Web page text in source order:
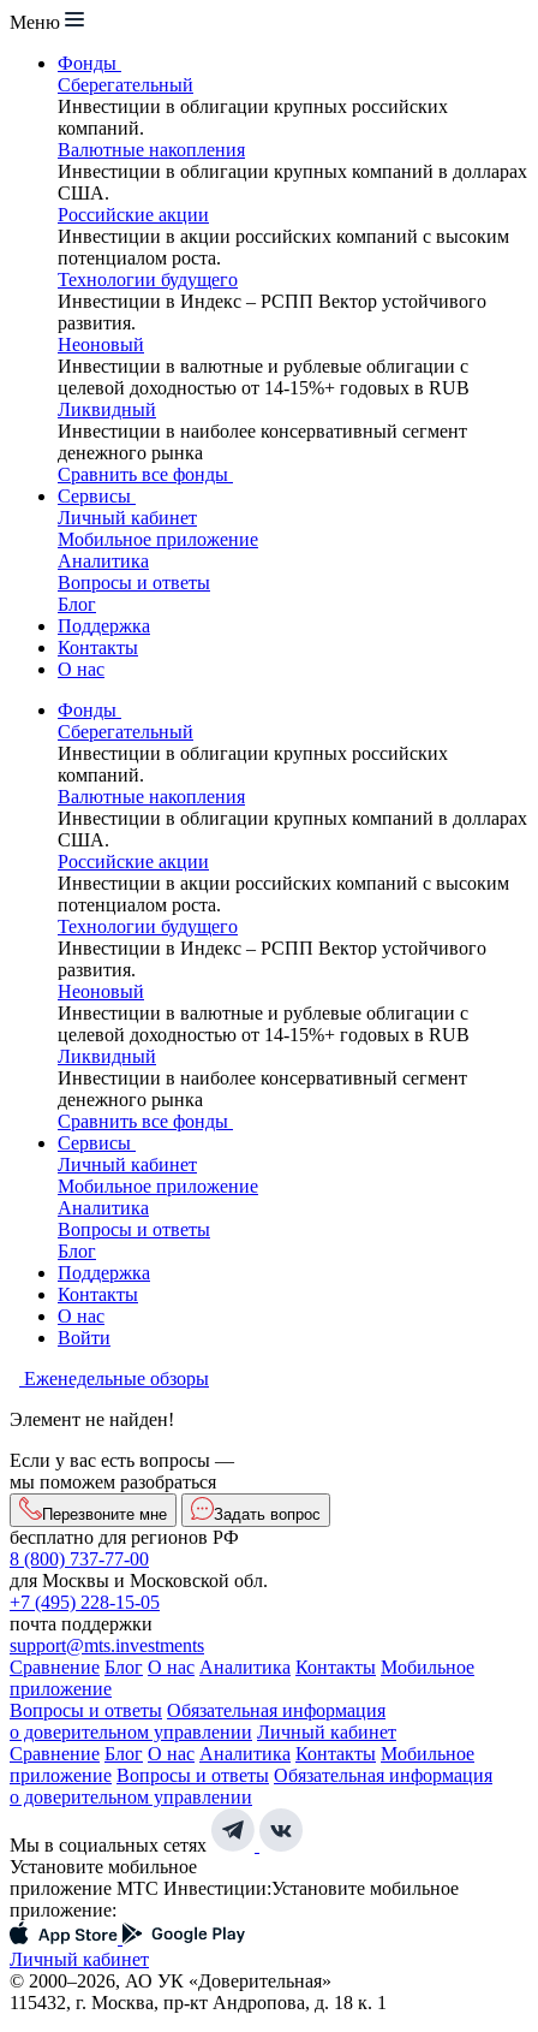
Меню
Фонды
Сберегательный
Инвестиции в облигации крупных российских
компаний.
Валютные накопления
Инвестиции в облигации крупных компаний в долларах
США.
Российские акции
Инвестиции в акции российских компаний с высоким
потенциалом роста.
Технологии будущего
Инвестиции в Индекс – РСПП Вектор устойчивого
развития.
Неоновый
Инвестиции в валютные и рублевые облигации с
целевой доходностью от 14-15%+ годовых в RUB
Ликвидный
Инвестиции в наиболее консервативный сегмент
денежного рынка
Сравнить все фонды
Сервисы
Личный кабинет
Мобильное приложение
Аналитика
Вопросы и ответы
Блог
Поддержка
Контакты
О нас
Фонды
Сберегательный
Инвестиции в облигации крупных российских
компаний.
Валютные накопления
Инвестиции в облигации крупных компаний в долларах
США.
Российские акции
Инвестиции в акции российских компаний с высоким
потенциалом роста.
Технологии будущего
Инвестиции в Индекс – РСПП Вектор устойчивого
развития.
Неоновый
Инвестиции в валютные и рублевые облигации с
целевой доходностью от 14-15%+ годовых в RUB
Ликвидный
Инвестиции в наиболее консервативный сегмент
денежного рынка
Сравнить все фонды
Сервисы
Личный кабинет
Мобильное приложение
Аналитика
Вопросы и ответы
Блог
Поддержка
Контакты
О нас
Войти
Еженедельные обзоры
Элемент не найден!
Если у вас есть вопросы —
мы поможем разобраться
Перезвоните мне Задать вопрос
бесплатно для регионов РФ
8 (800) 737-77-00
для Москвы и Московской обл.
+7 (495) 228-15-05
почта поддержки
support@mts.investments
Сравнение Блог О нас Аналитика Контакты Мобильное
приложение
Вопросы и ответы Обязательная информация
о доверительном управлении Личный кабинет
Сравнение Блог О нас Аналитика Контакты Мобильное
приложение Вопросы и ответы Обязательная информация
о доверительном управлении
Мы в социальных сетях
Установите мобильное
приложение МТС Инвестиции:Установите мобильное
приложение:
Личный кабинет
© 2000–2026, АО УК «Доверительная»
115432, г. Москва, пр-кт Андропова, д. 18 к. 1